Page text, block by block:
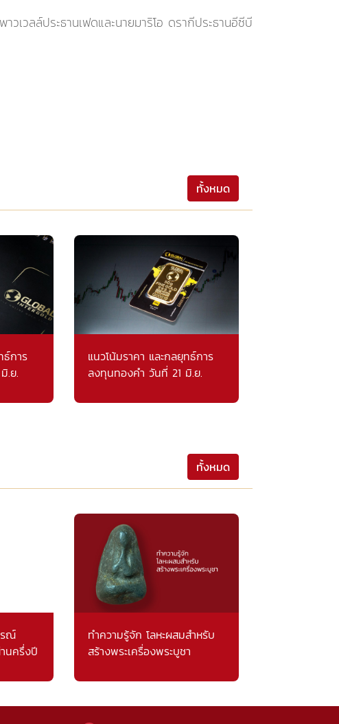
เวลล์ประธานเฟดและนายมาริโอ ดรากีประธานอีซีบี
ทั้งหมด
ธ์การ
.ย.
แนวโน้มราคา และกลยุทธ์การ
ลงทุนทองคำ วันที่ 21 มิ.ย.
ทั้งหมด
รณ์
นครึ่งปี
ทำความรู้จัก โลหะผสมสำหรับ
สร้างพระเครื่องพระบูชา